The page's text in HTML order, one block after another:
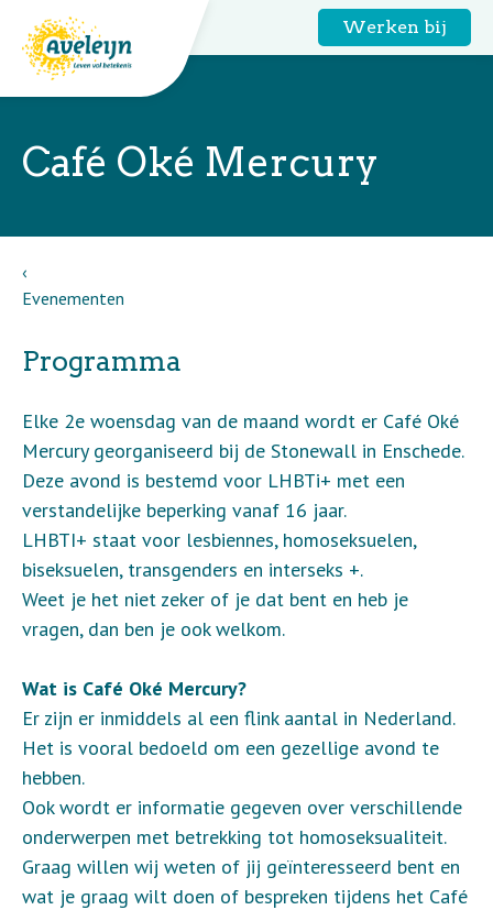
Werken bij
Café Oké Mercury
Evenementen
Programma
Elke 2e woensdag van de maand wordt er Café Oké
Mercury georganiseerd bij de Stonewall in Enschede.
Deze avond is bestemd voor LHBTi+ met een
verstandelijke beperking vanaf 16 jaar.
LHBTI+ staat voor lesbiennes, homoseksuelen,
biseksuelen, transgenders en interseks +.
Weet je het niet zeker of je dat bent en heb je
vragen, dan ben je ook welkom.
Wat is Café Oké Mercury?
Er zijn er inmiddels al een flink aantal in Nederland.
Het is vooral bedoeld om een gezellige avond te
hebben.
Ook wordt er informatie gegeven over verschillende
onderwerpen met betrekking tot homoseksualiteit.
Graag willen wij weten of jij geïnteresseerd bent en
wat je graag wilt doen of bespreken tijdens het Café